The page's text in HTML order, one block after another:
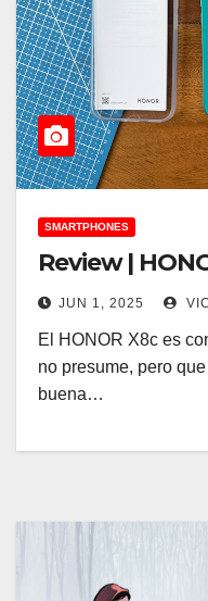
SMARTPHONES
Review |
JUN 1, 2025
El HONOR X8c es
no presume, pero
buena…